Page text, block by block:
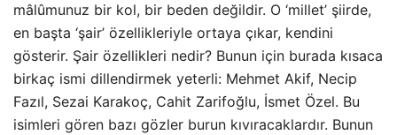
mâlûmunuz bir kol, bir beden değildir. O ‘millet’ şiirde,
en başta ‘şair’ özellikleriyle ortaya çıkar, kendini
gösterir. Şair özellikleri nedir? Bunun için burada kısaca
birkaç ismi dillendirmek yeterli: Mehmet Akif, Necip
Fazıl, Sezai Karakoç, Cahit Zarifoğlu, İsmet Özel. Bu
isimleri gören bazı gözler burun kıvıracaklardır. Bunun